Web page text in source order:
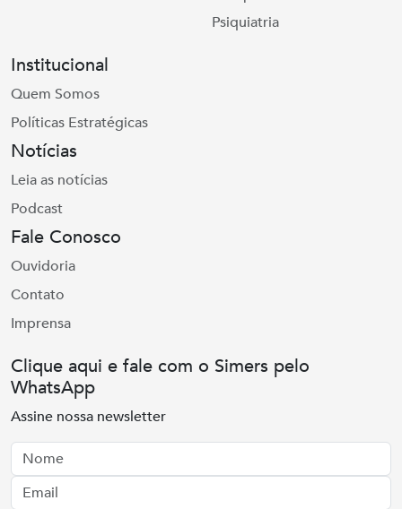
Psiquiatria
Institucional
Quem Somos
Políticas Estratégicas
Notícias
Leia as notícias
Podcast
Fale Conosco
Ouvidoria
Contato
Imprensa
Clique aqui e fale com o Simers pelo
WhatsApp
Assine nossa newsletter
Nome
Email